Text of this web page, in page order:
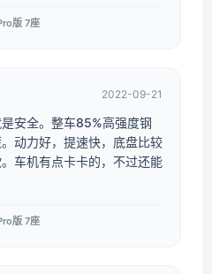
版 7座
2022-09-21
安全。整车85%高强度钢
动力好，提速快，底盘比较
车机有点卡卡的，不过还能
版 7座